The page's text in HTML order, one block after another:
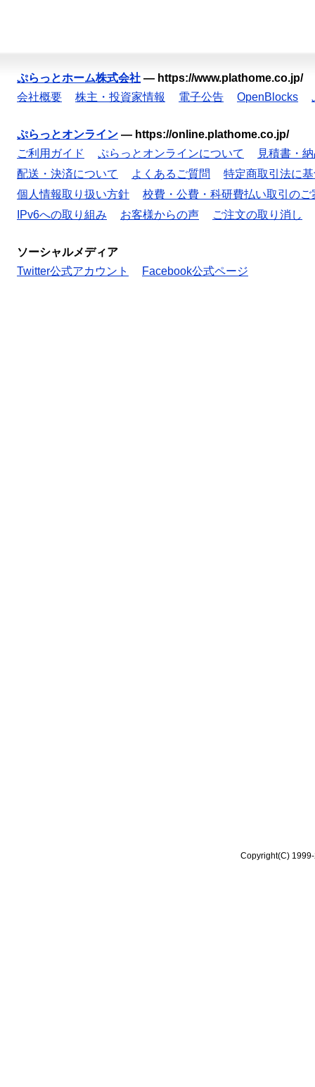
ぷらっとホーム株式会社 — https://www.plathome.co.jp/
会社概要
株主・投資家情報 電子公告 OpenBlocks
ぷらっとオンライン — https://online.plathome.co.jp/
ご利用ガイド
ぷらっとオンラインについて
見積書・
配送・決済について
よくあるご質問
特定商取引法に
個人情報取り扱い方針
校費・公費・科研費払い取引のご
IPv6への取り組み
お客様からの声 ご注文の取り消し
ソーシャルメディア
Twitter公式アカウント
Facebook公式ページ
Copyright(C)